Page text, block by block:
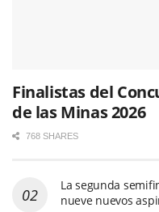
Finalistas del
de las Minas 2026
768 SHARES
La segunda
nueve nuevos